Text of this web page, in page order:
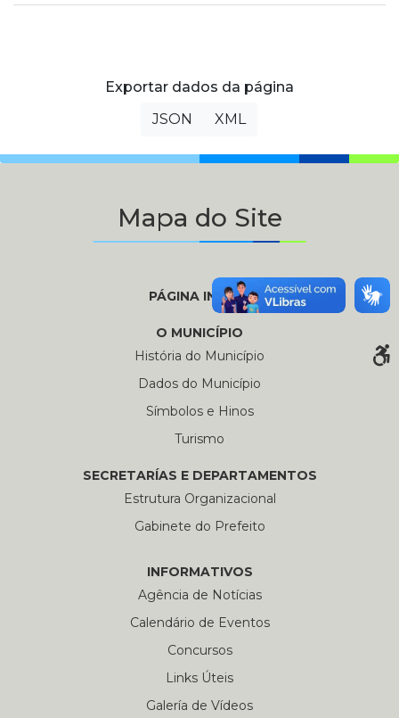
Exportar dados da página
JSON
XML
Mapa do Site
PÁGINA INICIAL
O MUNICÍPIO
História do Município
Dados do Município
Símbolos e Hinos
Turismo
SECRETARÍAS E DEPARTAMENTOS
Estrutura Organizacional
Gabinete do Prefeito
INFORMATIVOS
Agência de Notícias
Calendário de Eventos
Concursos
Links Úteis
Galería de Vídeos